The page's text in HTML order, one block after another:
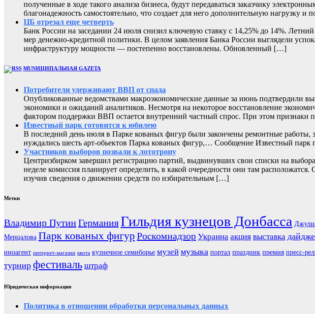
полученные в ходе такого анализа бизнеса, будут передаваться заказчику
благонадежность самостоятельно, что создает для него дополнительную
ЦБ отрезал еще четверть
Банк России на заседании 24 июля снизил ключевую ставку с 14,25% до 14%.
мер денежно-кредитной политики. В целом заявления Банка России выглядели
инфраструктуру мощности — постепенно восстановлены. Обновленный […]
MUNИЦИПАЛЬНАЯ GAZЕТА
Потребители удерживают ВВП от спада
Опубликованные ведомствами макроэкономические данные за июнь подтвердили
экономики и ожиданий аналитиков. Несмотря на некоторое восстановление
фактором поддержки ВВП остается внутренний частный спрос. При этом признаки
Известный парк готовится к юбилею
В последний день июля в Парке кованых фигур были закончены ремонтные
нуждались шесть арт-обьектов Парка кованых фигур,… Сообщение Известный
Участников выборов позвали к лототрону
Центризбирком завершил регистрацию партий, выдвинувших свои списки на
неделе комиссия планирует определить, в какой очередности они там
изучив сведения о движении средств по избирательным […]
Метки
Владимир ПутинГерманияГильдия кузнецов Донбасса
Мерцалова Парк кованых фигурРоскомнадзор Украина акция выставка
иноагент интернет-магазин квота кузнечное семиборье музей музыка портал праздник премия пресс-
турнир фестиваль штраф
Юридическая информация
Политика в отношении обработки персональных данных